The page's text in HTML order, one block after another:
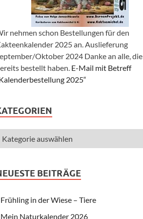
nehmen schon Bestellungen für den
2025 an. Auslieferung
Oktober 2024 Danke an alle, die
bestellt haben. E-Mail mit Betreff
2025“
BEITRÄGE
Frühling in der Wiese – Tiere
Mein Naturkalender 2026